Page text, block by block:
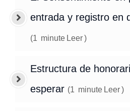
entrada y registro en
(1 minute Leer)
Estructura de
esperar (1 minute Leer)